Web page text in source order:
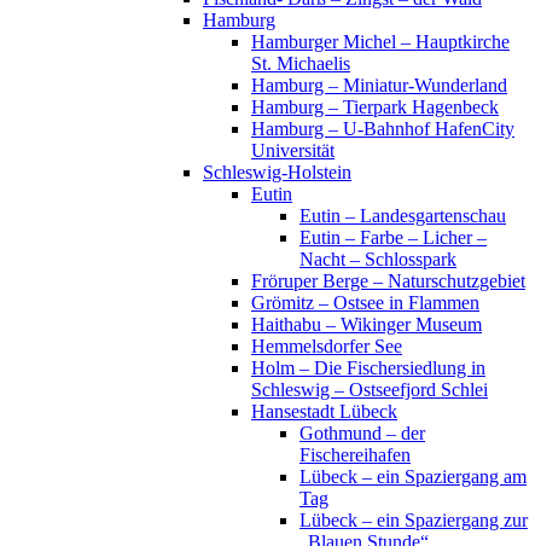
Hamburg
Hamburger Michel – Hauptkirche
St. Michaelis
Hamburg – Miniatur-Wunderland
Hamburg – Tierpark Hagenbeck
Hamburg – U-Bahnhof HafenCity
Universität
Schleswig-Holstein
Eutin
Eutin – Landesgartenschau
Eutin – Farbe – Licher –
Nacht – Schlosspark
Fröruper Berge – Naturschutzgebiet
Grömitz – Ostsee in Flammen
Haithabu – Wikinger Museum
Hemmelsdorfer See
Holm – Die Fischersiedlung in
Schleswig – Ostseefjord Schlei
Hansestadt Lübeck
Gothmund – der
Fischereihafen
Lübeck – ein Spaziergang am
Tag
Lübeck – ein Spaziergang zur
„Blauen Stunde“